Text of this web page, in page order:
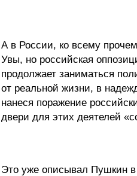
А в России, ко всему
Увы, но российская
продолжает заниматься
от реальной жизни, в
нанеся поражение
двери для этих деятелей
Это уже описывал Пушкин в